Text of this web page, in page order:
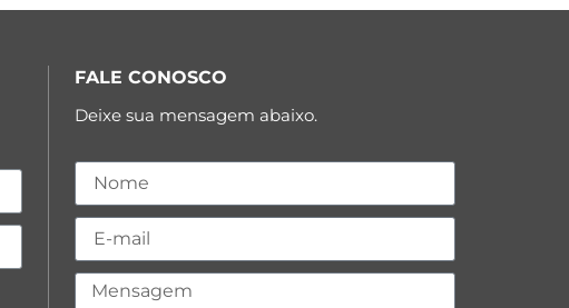
FALE CONOSCO
Deixe sua mensagem abaixo.